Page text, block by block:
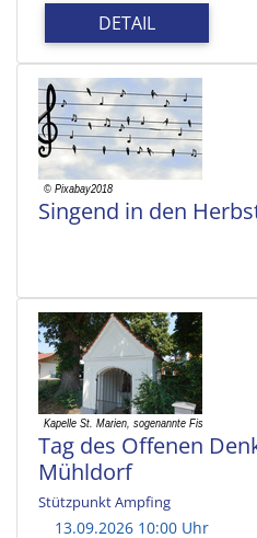
DETAIL
Singend in den
Tag des Offenen
Mühldorf
Stützpunkt Ampfing
13.09.2026 10:00 Uhr